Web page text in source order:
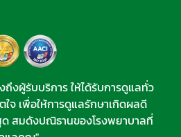
ถึงผู้รับบริการ ให้ได้รับการดูแลทั่ว
จ เพื่อให้การดูแลรักษาเกิดผลดี
สมดังปณิธานของโรงพยาบาลที่